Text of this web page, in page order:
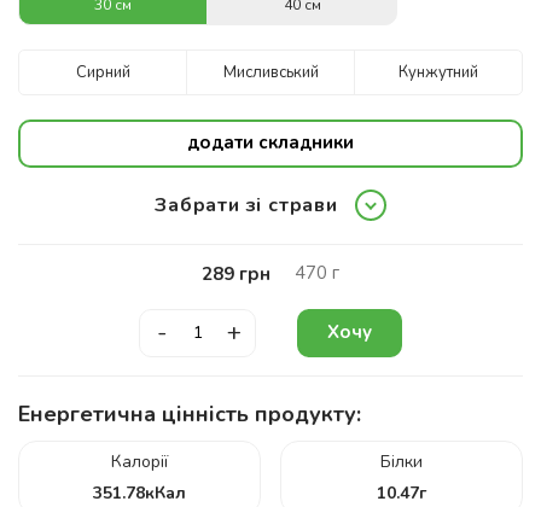
30 см 40 см
Сирний Мисливський Кунжутний
додати складники
Забрати зі страви
289 грн 470 г
- + Хочу
Енергетична цінність продукту:
Калорії
351.78кКал
Білки
10.47г